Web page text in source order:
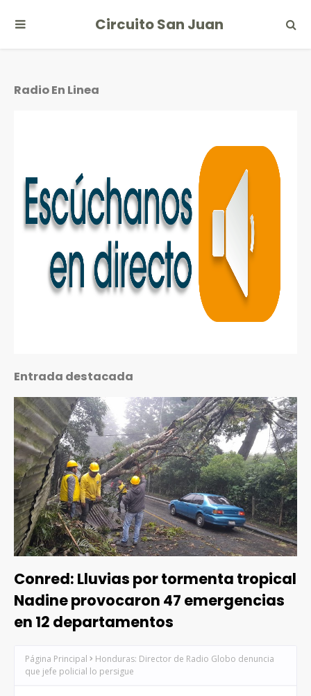
Circuito San Juan
Radio En Linea
Entrada destacada
Conred: Lluvias por tormenta tropical
Nadine provocaron 47 emergencias
en 12 departamentos
Página Principal
Honduras: Director de Radio Globo denuncia
que jefe policial lo persigue